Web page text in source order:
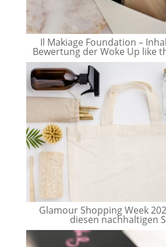
Il Makiage Foundation –
Bewertung der Woke Up like
Glamour Shopping Week
diesen nachhaltigen